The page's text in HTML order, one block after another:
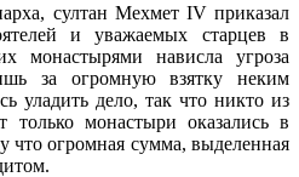
султан Мехмет IV приказал
и уважаемых старцев в
нависла угроза
за огромную взятку неким
уладить дело, так что никто из
только монастыри оказались в
что огромная сумма, выделенная